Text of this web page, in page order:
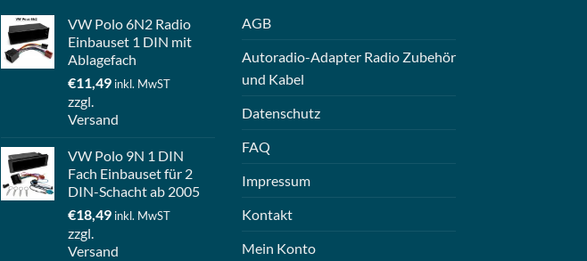
VW Polo 6N2 Radio
Einbauset 1 DIN mit
Ablagefach
€11,49 inkl. MwST
zzgl.
Versand
VW Polo 9N 1 DIN
Fach Einbauset für 2
DIN-Schacht ab 2005
€18,49 inkl. MwST
zzgl.
Versand
AGB
Autoradio-Adapter Radio Zubehör
und Kabel
Datenschutz
FAQ
Impressum
Kontakt
Mein Konto